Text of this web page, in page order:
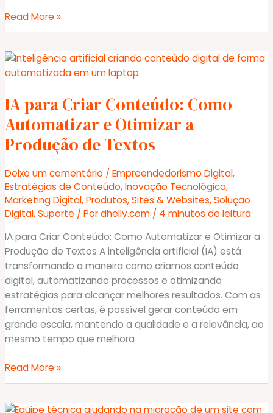
Por
Trás
Migração
de
A
Importância
de
uma
de
sites
Certificada
e
Estratégica
Read More »
IA para Criar Conteúdo: Como
Automatizar e Otimizar a
Produção de Textos
Deixe um comentário /Empreendedorismo Digital,
Estratégias de Conteúdo,Inovação Tecnológica,
Marketing Digital,Produtos,Sites & Websites,Solução
Digital,Suporte / Pordhelly.com / 4 minutos de leitura
IA para Criar Conteúdo: Como Automatizar e Otimizar a
Produção de Textos A inteligência artificial (IA) está
transformando a maneira como criamos conteúdo
digital, automatizando processos e otimizando
estratégias para alcançar melhores resultados. Com as
ferramentas certas, é possível gerar conteúdo em
grande escala, mantendo a qualidade e a relevância, ao
mesmo tempo que melhora
IA
para
Read More »